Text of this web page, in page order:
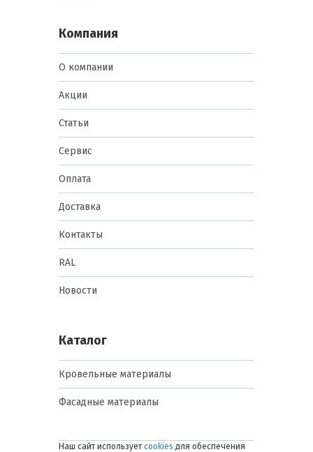
Компания
О компании
Акции
Статьи
Сервис
Оплата
Доставка
Контакты
RAL
Новости
Каталог
Кровельные материалы
Фасадные материалы
Наш сайт использует cookies для обеспечения